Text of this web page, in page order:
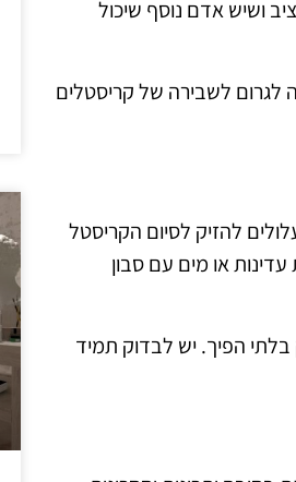
ושיש אדם נוסף שיכול
לגרום לשבירה של קריסטלים
להזיק לסיום הקריסטל
או מים עם סבון
בלתי הפיך. יש לבדוק תמיד